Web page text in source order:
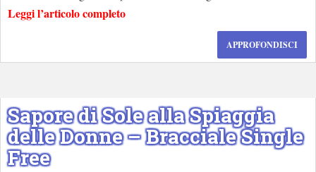
Leggi l’articolo completo
APPROFONDISCI
Sapore di Sole alla Spiaggia
delle Donne – Bracciale Single
Free